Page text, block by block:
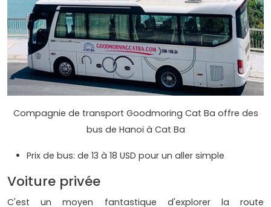
Compagnie de transport Goodmoring Cat Ba offre des
bus de Hanoi à Cat Ba
Prix de bus: de 13 à 18 USD pour un aller simple
Voiture privée
C'est un moyen fantastique d'explorer la route